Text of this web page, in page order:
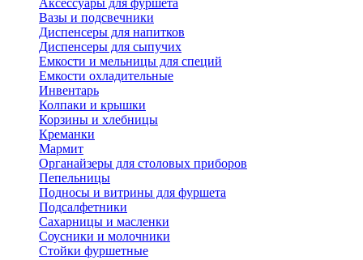
Вазы и подсвечники
Диспенсеры для напитков
Диспенсеры для сыпучих
Емкости и мельницы для специй
Емкости охладительные
Инвентарь
Колпаки и крышки
Корзины и хлебницы
Креманки
Мармит
Органайзеры для столовых приборов
Пепельницы
Подносы и витрины для фуршета
Подсалфетники
Сахарницы и масленки
Соусники и молочники
Стойки фуршетные